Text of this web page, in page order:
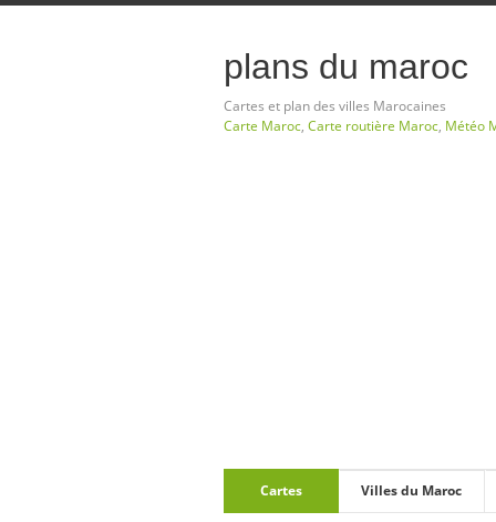
plans du maroc
Cartes et plan des villes Marocaines
Carte Maroc, Carte routière Maroc, Météo
Cartes Villes du Maroc